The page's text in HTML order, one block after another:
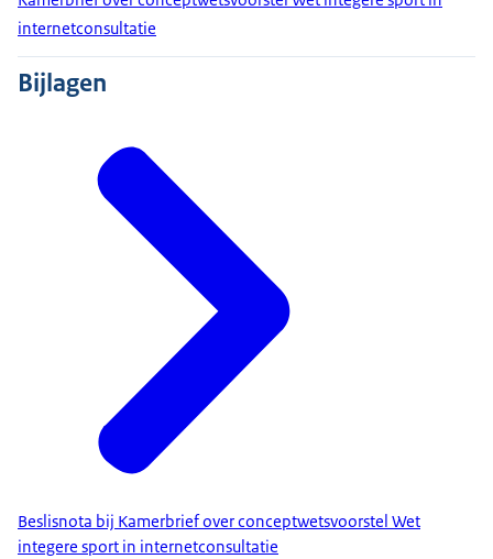
internetconsultatie
Bijlagen
Beslisnota bij Kamerbrief over conceptwetsvoorstel Wet
integere sport in internetconsultatie